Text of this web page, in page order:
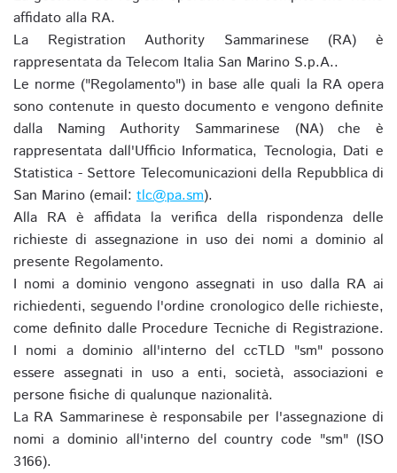
affidato alla RA.
La Registration Authority Sammarinese (RA) è
rappresentata da Telecom Italia San Marino S.p.A..
Le norme ("Regolamento") in base alle quali la RA opera
sono contenute in questo documento e vengono definite
dalla Naming Authority Sammarinese (NA) che è
rappresentata dall'Ufficio Informatica, Tecnologia, Dati e
Statistica - Settore Telecomunicazioni della Repubblica di
San Marino (email: tlc@pa.sm).
Alla RA è affidata la verifica della rispondenza delle
richieste di assegnazione in uso dei nomi a dominio al
presente Regolamento.
I nomi a dominio vengono assegnati in uso dalla RA ai
richiedenti, seguendo l'ordine cronologico delle richieste,
come definito dalle Procedure Tecniche di Registrazione.
I nomi a dominio all'interno del ccTLD "sm" possono
essere assegnati in uso a enti, società, associazioni e
persone fisiche di qualunque nazionalità.
La RA Sammarinese è responsabile per l'assegnazione di
nomi a dominio all'interno del country code "sm" (ISO
3166).